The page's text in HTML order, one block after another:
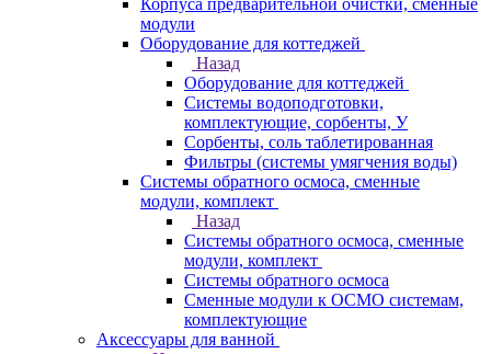
Корпуса предварительной очистки, сменные
модули
Оборудование для коттеджей
Назад
Оборудование для коттеджей
Системы водоподготовки,
комплектующие, сорбенты, У
Сорбенты, соль таблетированная
Фильтры (системы умягчения воды)
Системы обратного осмоса, сменные
модули, комплект
Назад
Системы обратного осмоса, сменные
модули, комплект
Системы обратного осмоса
Сменные модули к ОСМО системам,
комплектующие
Аксессуары для ванной